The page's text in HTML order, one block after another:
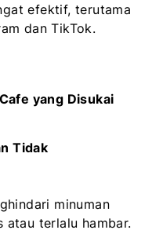
efektif, terutama
dan TikTok.
yang Disukai
Tidak
minuman
atau terlalu hambar.